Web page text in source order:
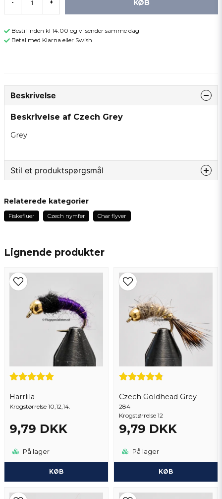
- + KØB
Bestil inden kl 14.00 og vi sender samme dag
Betal med Klarna eller Swish
Lignende produkter
Harrlila
Krogstørrelse 10,12,14.
9,79 DKK
På lager
KØB
Czech Goldhead Grey
284
Krogstørrelse 12
9,79 DKK
På lager
KØB
Beskrivelse
Beskrivelse af Czech Grey
Grey
Stil et produktspørgsmål
Spørg os om noget om dette produkt...
Navn
email
Email adresse
Ja, du kan offentliggøre mit spørgsmål
Send spørgsmål
Relaterede kategorier
Fiskefluer Czech nymfer Char flyver